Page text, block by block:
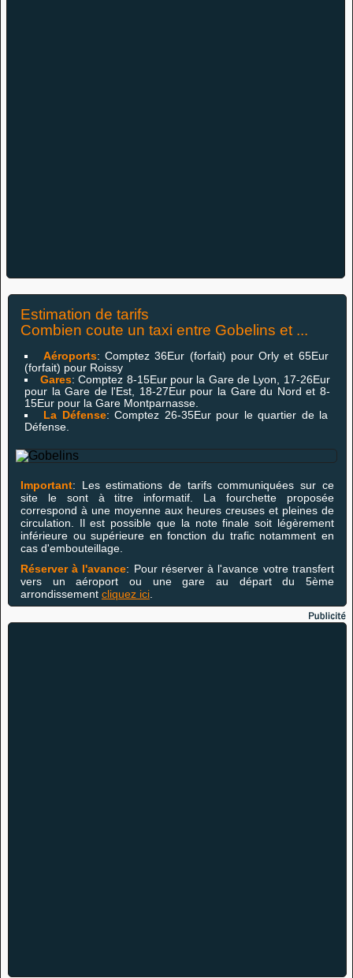
Estimation de tarifs
Combien coute un taxi entre Gobelins et ...
Aéroports: Comptez 36Eur (forfait) pour Orly et 65Eur
(forfait) pour Roissy
Gares: Comptez 8-15Eur pour la Gare de Lyon, 17-26Eur
pour la Gare de l'Est, 18-27Eur pour la Gare du Nord et 8-
15Eur pour la Gare Montparnasse.
La Défense: Comptez 26-35Eur pour le quartier de la
Défense.
Important: Les estimations de tarifs communiquées sur ce
site le sont à titre informatif. La fourchette proposée
correspond à une moyenne aux heures creuses et pleines de
circulation. Il est possible que la note finale soit légèrement
inférieure ou supérieure en fonction du trafic notamment en
cas d'embouteillage.
Réserver à l'avance: Pour réserver à l'avance votre transfert
vers un aéroport ou une gare au départ du 5ème
arrondissement cliquez ici.